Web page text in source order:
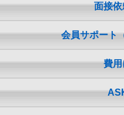
面接
会員サポート
費